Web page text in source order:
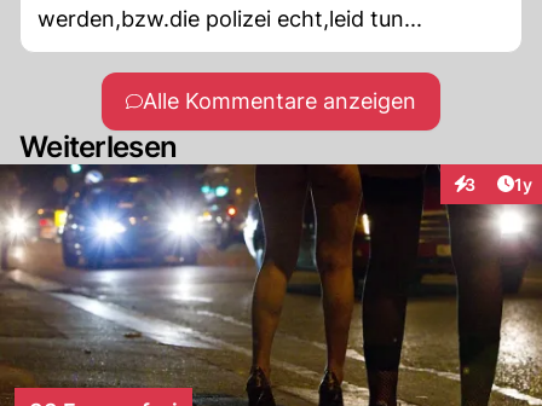
werden,bzw.die polizei echt,leid tun...
Alle Kommentare anzeigen
Weiterlesen
3 1y